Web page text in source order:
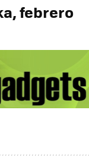
febrero